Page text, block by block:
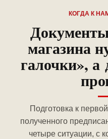
КОГДА К
магазина
галочки», а
Подготовка к
полученного
четыре ситуации, с